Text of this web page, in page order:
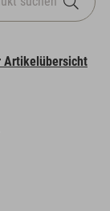
Artikelübersicht